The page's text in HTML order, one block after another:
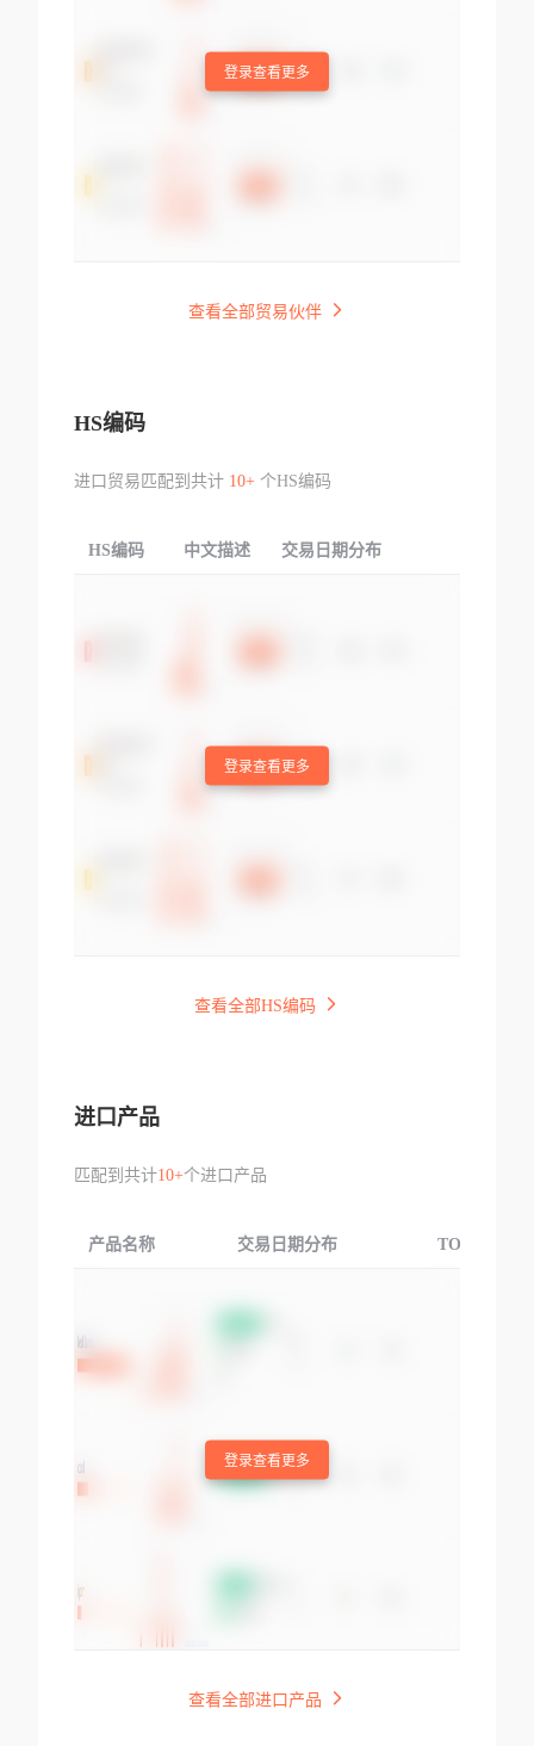
登录查看更多
查看全部贸易伙伴
HS编码
进口贸易匹配到共计 10+个HS编码
HS编码 中文描述 交易日期分布
登录查看更多
查看全部HS编码
进口产品
匹配到共计10+个进口产品
产品名称 交易日期分布 TOP3交易国
登录查看更多
查看全部进口产品